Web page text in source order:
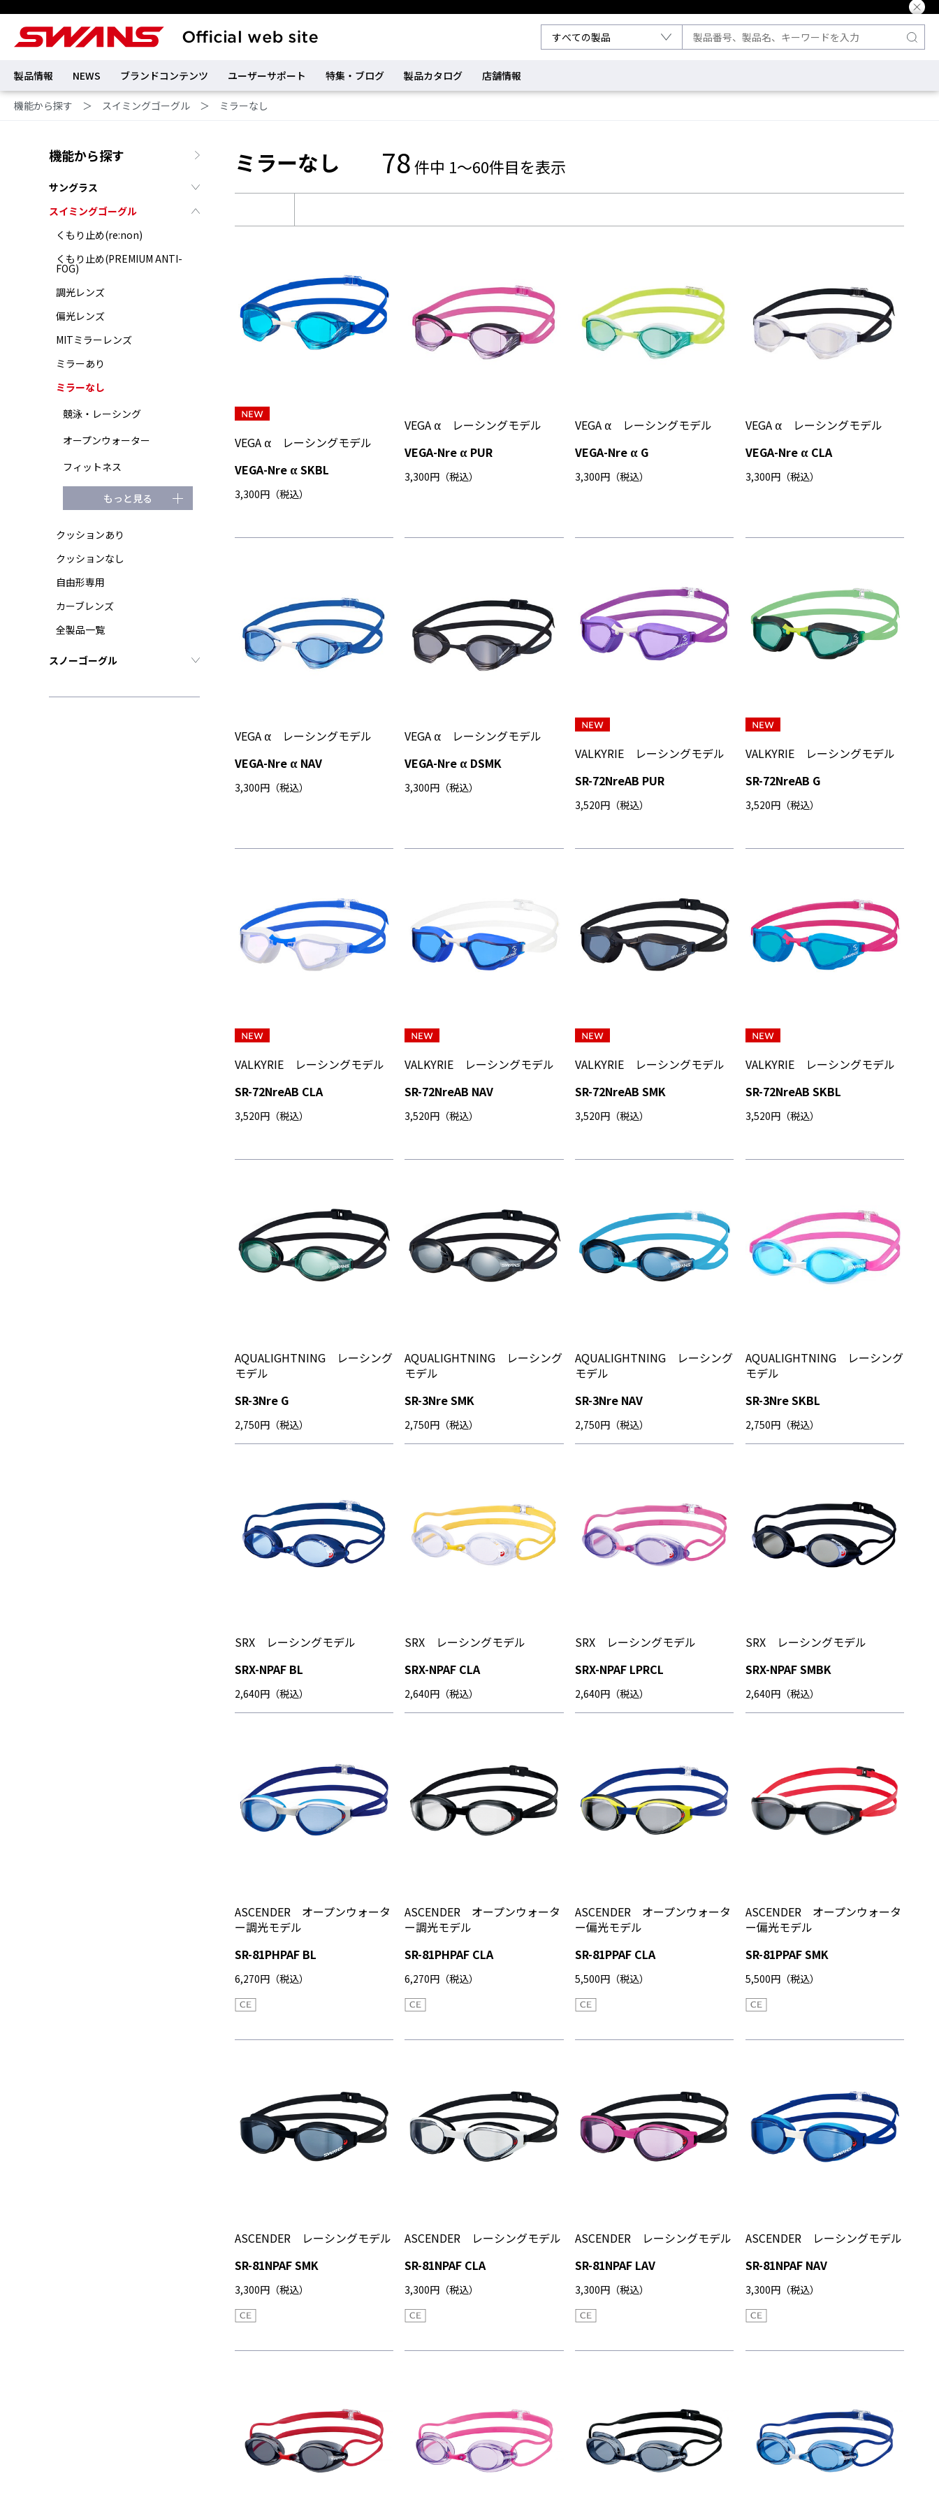
製品情報 NEWS ブランドコンテンツ ユーザーサポート 特集・ブログ 製品カタログ 店舗情報
機能から探す ＞ スイミングゴーグル ＞ ミラーなし
機能から探す
サングラス
スイミングゴーグル
くもり止め(re:non)
くもり止め(PREMIUM ANTI-
FOG)
調光レンズ
偏光レンズ
MITミラーレンズ
ミラーあり
ミラーなし
競泳・レーシング
オープンウォーター
フィットネス
もっと見る
クッションあり
クッションなし
自由形専用
カーブレンズ
全製品一覧
スノーゴーグル
ミラーなし 78件中 1～60件目を表示
VEGA α レーシングモデル
VEGA-Nre α SKBL
3,300円（税込）
VEGA α レーシングモデル
VEGA-Nre α PUR
3,300円（税込）
VEGA α レーシングモデル
VEGA-Nre α G
3,300円（税込）
VEGA α レーシングモデル
VEGA-Nre α CLA
3,300円（税込）
VEGA α レーシングモデル
VEGA-Nre α NAV
3,300円（税込）
VEGA α レーシングモデル
VEGA-Nre α DSMK
3,300円（税込）
VALKYRIE レーシングモデル
SR-72NreAB PUR
3,520円（税込）
VALKYRIE レーシングモデル
SR-72NreAB G
3,520円（税込）
VALKYRIE レーシングモデル
SR-72NreAB CLA
3,520円（税込）
VALKYRIE レーシングモデル
SR-72NreAB NAV
3,520円（税込）
VALKYRIE レーシングモデル
SR-72NreAB SMK
3,520円（税込）
VALKYRIE レーシングモデル
SR-72NreAB SKBL
3,520円（税込）
AQUALIGHTNING レーシング
モデル
SR-3Nre G
2,750円（税込）
AQUALIGHTNING レーシング
モデル
SR-3Nre SMK
2,750円（税込）
AQUALIGHTNING レーシング
モデル
SR-3Nre NAV
2,750円（税込）
AQUALIGHTNING レーシング
モデル
SR-3Nre SKBL
2,750円（税込）
SRX レーシングモデル
SRX-NPAF BL
2,640円（税込）
SRX レーシングモデル
SRX-NPAF CLA
2,640円（税込）
SRX レーシングモデル
SRX-NPAF LPRCL
2,640円（税込）
SRX レーシングモデル
SRX-NPAF SMBK
2,640円（税込）
ASCENDER オープンウォータ
ー調光モデル
SR-81PHPAF BL
6,270円（税込）
ASCENDER オープンウォータ
ー調光モデル
SR-81PHPAF CLA
6,270円（税込）
ASCENDER オープンウォータ
ー偏光モデル
SR-81PPAF CLA
5,500円（税込）
ASCENDER オープンウォータ
ー偏光モデル
SR-81PPAF SMK
5,500円（税込）
ASCENDER レーシングモデル
SR-81NPAF SMK
3,300円（税込）
ASCENDER レーシングモデル
SR-81NPAF CLA
3,300円（税込）
ASCENDER レーシングモデル
SR-81NPAF LAV
3,300円（税込）
ASCENDER レーシングモデル
SR-81NPAF NAV
3,300円（税込）